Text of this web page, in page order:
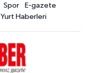
Spor
E-gazete
Yurt Haberleri